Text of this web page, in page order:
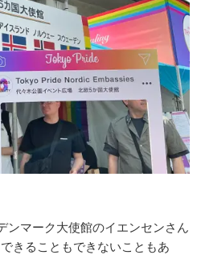
ンマーク大使館のイエンセンさん
きることもできないこともあ